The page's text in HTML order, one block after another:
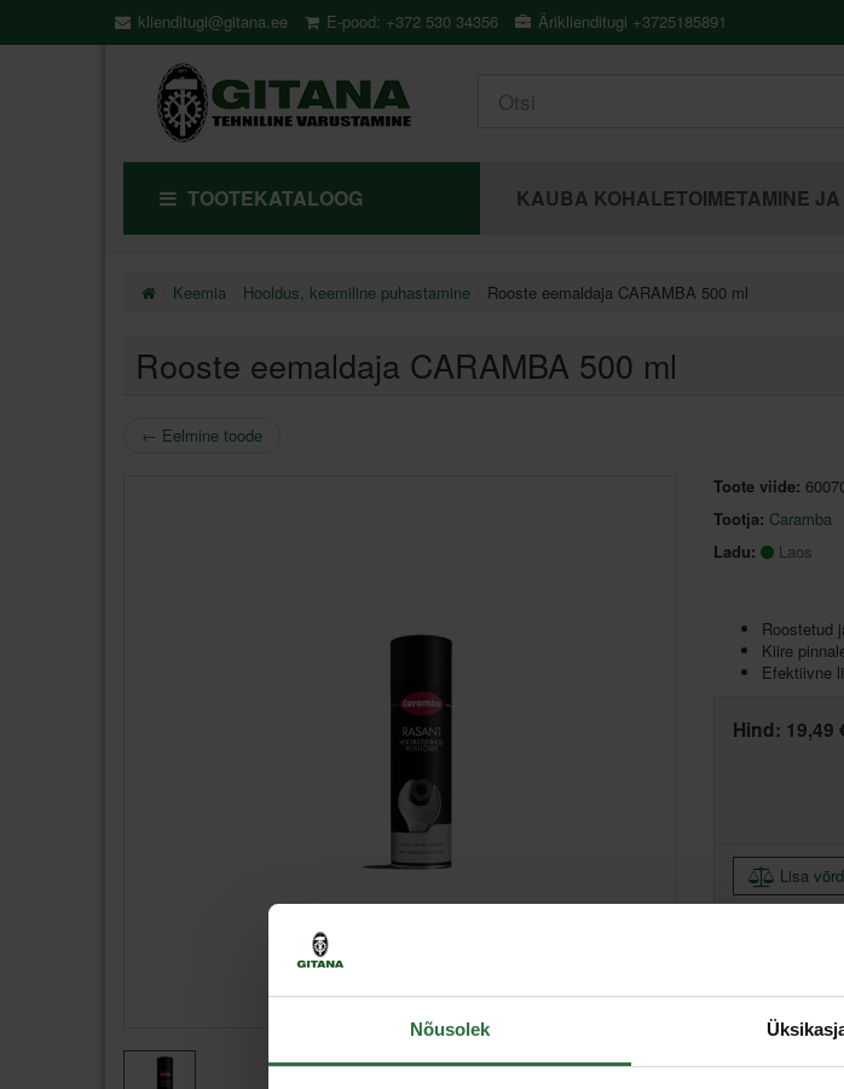
Nõusolek
klienditugi@gitana.ee E-pood: +372 530 34356 Äriklienditugi +3725185891
TOOTEKATALOOG KAUBA KOHALETOIMETAMINE
Keemia Hooldus, keemiline puhastamine Rooste eemaldaja CARAMBA 500 ml
Rooste eemaldaja CARAMBA 500 ml
← Eelmine toode
Toote viide:
Tootja: Caramba
Ladu:
Laos
Roostetud
Kiire
Efektiivne
Hind: 19,49
Lisa
Tallinn pood,
Põhiladu,
Muud laod,